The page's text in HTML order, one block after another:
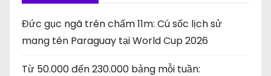
Đức gục ngã trên chấm 11m: Cú sốc lịch sử
mang tên Paraguay tại World Cup 2026
Từ 50.000 đến 230.000 bảng mỗi tuần: